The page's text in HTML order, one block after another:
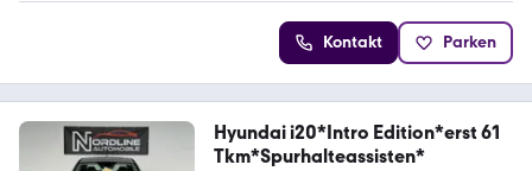
Kontakt Parken
Hyundai i20*Intro Edition*erst 61
Tkm*Spurhalteassisten*